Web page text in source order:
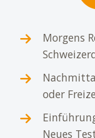
Morgens
oder
Neues